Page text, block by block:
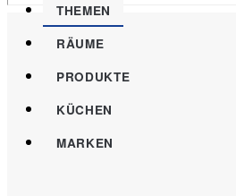
THEMEN
RÄUME
PRODUKTE
KÜCHEN
MARKEN